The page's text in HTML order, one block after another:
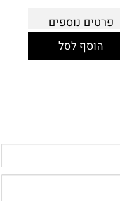
פרטים נוספים
הוסף לסל